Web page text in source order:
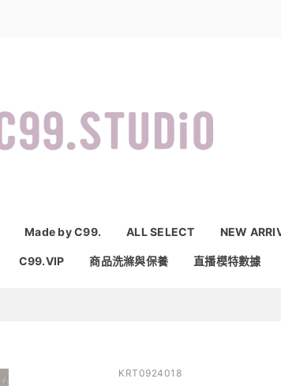
Made by C99. ALL SELECT NEW
C99.VIP 商品洗滌與保養 直播模特數據
KRT0924018